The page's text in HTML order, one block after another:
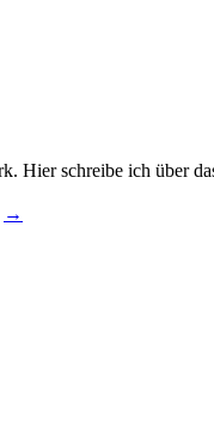
Hier schreibe ich über
→